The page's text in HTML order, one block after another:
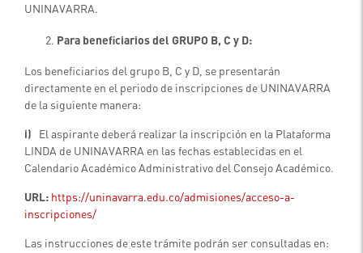
UNINAVARRA.
Para beneficiarios del GRUPO B, C y D:
Los beneficiarios del grupo B, C y D, se presentarán
directamente en el periodo de inscripciones de UNINAVARRA
de la siguiente manera:
i) El aspirante deberá realizar la inscripción en la Plataforma
LINDA de UNINAVARRA en las fechas establecidas en el
Calendario Académico Administrativo del Consejo Académico.
URL: https://uninavarra.edu.co/admisiones/acceso-a-
inscripciones/
Las instrucciones de este trámite podrán ser consultadas en: